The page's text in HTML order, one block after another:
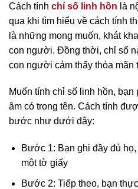
Cách tính chỉ số linh hồn là
qua khi tìm hiểu về cách tính
là những mong muốn, khát
con người. Đồng thời, chỉ số
con người cảm thấy thỏa mãn
Muốn tính chỉ số linh hồn,
âm có trong tên. Cách tính
bước như dưới đây:
Bước 1: Bạn ghi đầy đủ
một tờ giấy
Bước 2: Tiếp theo, bạn